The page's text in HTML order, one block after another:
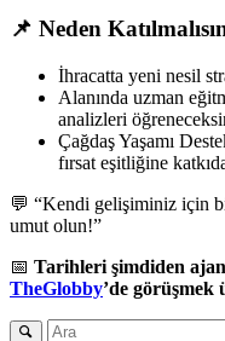
📌 Neden
İhracatta yeni nesil
Alanında uzman
analizleri
Çağdaş Yaşamı
fırsat eşitliğine
💬 “Kendi gelişiminiz için
umut olun!”
📅 Tarihleri şimdiden
TheGlobby’de görüşmek